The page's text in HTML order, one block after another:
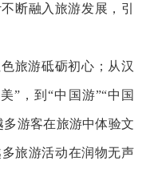
断融入旅游发展，引
旅游砥砺初心；从汉
”，到“中国游”“中国
游客在旅游中体验文
旅游活动在润物无声